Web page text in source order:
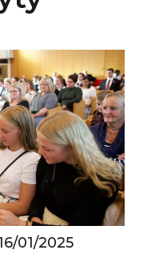
01/2025